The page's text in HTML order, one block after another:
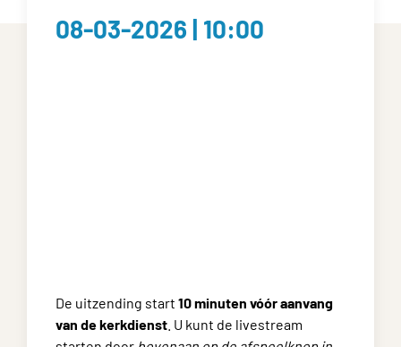
08-03-2026 | 10:00
De uitzending start 10 minuten vóór aanvang
van de kerkdienst . U kunt de livestream